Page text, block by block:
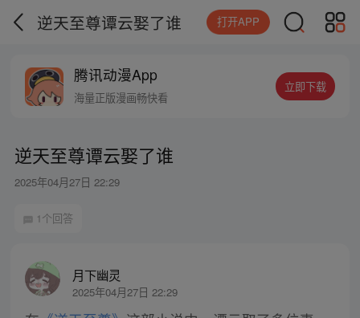
逆天至尊谭云娶了谁 打开APP
腾讯动漫App
海量正版漫画畅快看
立即下载
逆天至尊谭云娶了谁
2025年04月27日 22:29
1个回答
月下幽灵
2025年04月27日 22:29